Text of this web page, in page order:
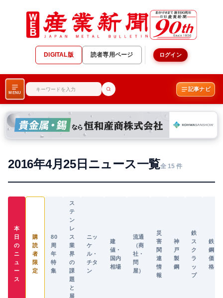
DIGITAL版 読者専用ページ ログイン
MENU
記事ナビ
2016年4月25日ニュース一覧全 15 件
本
日
の
ニ
ュ
ー
ス
購
読
者
限
定
80
周
年
特
集
ス
テ
ン
レ
ス
業
界
の
課
題
と
展
ニッ
ケ
ル・
チタ
ン
建
値・
国内
相場
流通
（商
社・
問
屋）
災
害
関
連
情
報
神
戸
製
鋼
鉄
ス
ク
ラ
ッ
プ
鉄
鋼
価
格